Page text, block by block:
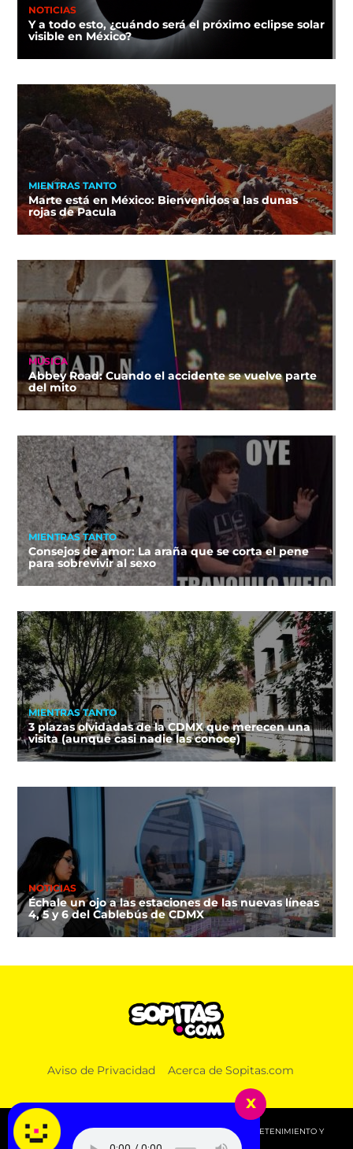
NOTICIAS
Y a todo esto, ¿cuándo será el próximo eclipse solar
visible en México?
MIENTRAS TANTO
Marte está en México: Bienvenidos a las dunas
rojas de Pacula
MÚSICA
Abbey Road: Cuando el accidente se vuelve parte
del mito
MIENTRAS TANTO
Consejos de amor: La araña que se corta el pene
para sobrevivir al sexo
MIENTRAS TANTO
3 plazas olvidadas de la CDMX que merecen una
visita (aunque casi nadie las conoce)
NOTICIAS
Échale un ojo a las estaciones de las nuevas líneas
4, 5 y 6 del Cablebús de CDMX
Aviso de Privacidad Acerca de Sopitas.com
© 2026 SOPITAS.COM - MÚSICA, NOTICIAS, DEPORTES, ENTRETENIMIENTO Y
x